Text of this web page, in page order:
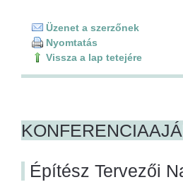
Üzenet a szerzőnek
Nyomtatás
Vissza a lap tetejére
Építész Tervezői